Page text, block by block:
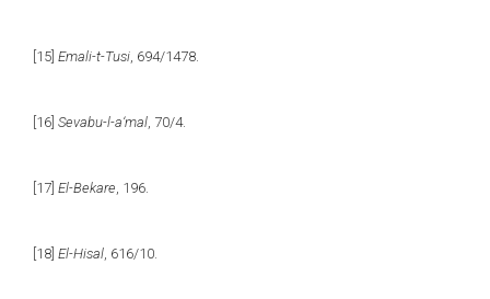
[15] Emali-t-Tusi , 694/1478.
[16] Sevabu-l-a‘mal , 70/4.
[17] El-Bekare , 196.
[18] El-Hisal , 616/10.